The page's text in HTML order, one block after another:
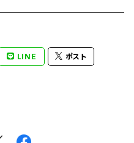
LINE ポスト